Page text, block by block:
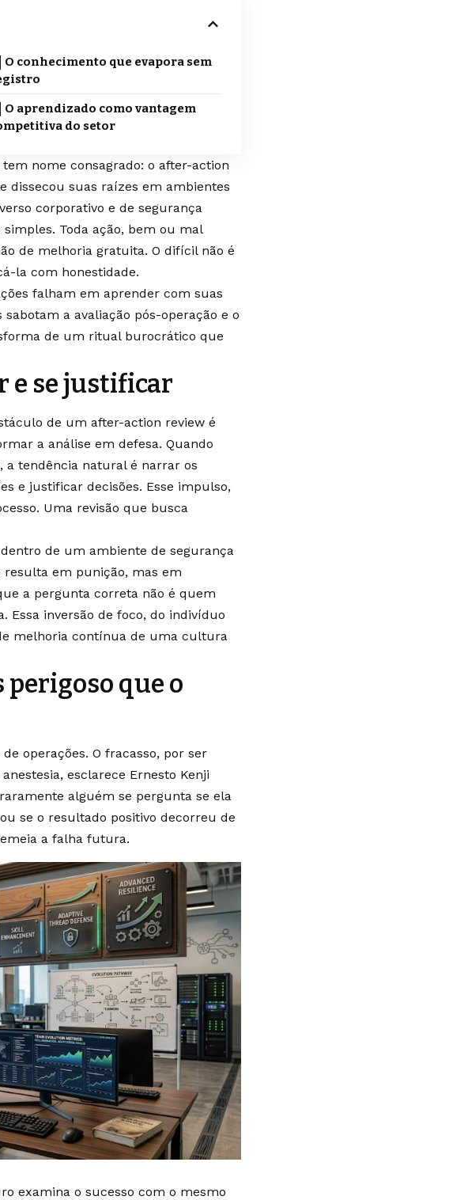
O conhecimento que evapora sem
O aprendizado como vantagem
do setor
nome consagrado: o after-action
dissecou suas raízes em ambientes
corporativo e de segurança
Toda ação, bem ou mal
de melhoria gratuita. O difícil não é
la com honestidade.
falham em aprender com suas
a avaliação pós-operação e o
de um ritual burocrático que
e se justificar
de um after-action review é
a análise em defesa. Quando
a tendência natural é narrar os
e justificar decisões. Esse impulso,
Uma revisão que busca
de um ambiente de segurança
em punição, mas em
a pergunta correta não é quem
inversão de foco, do indivíduo
melhoria contínua de uma cultura
perigoso que o
operações. O fracasso, por ser
esclarece Ernesto Kenji
alguém se pergunta se ela
se o resultado positivo decorreu de
a falha futura.
examina o sucesso com o mesmo